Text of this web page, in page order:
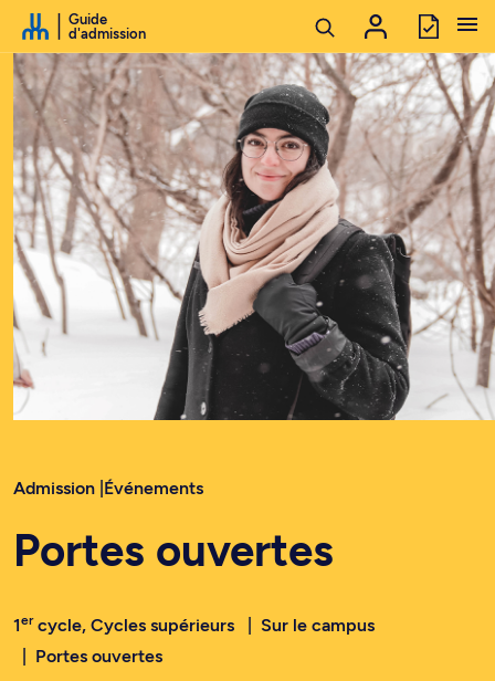
Passer au contenu
Guide
d'admission
Admission | Événements
Portes ouvertes
1ercycle, Cycles supérieurs
Sur le campus
Portes ouvertes